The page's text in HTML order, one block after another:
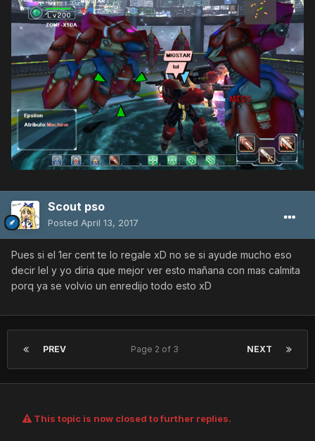
Scout pso
Posted April 13, 2017
Pues si el 1er cent te lo regale xD no se si ayude mucho eso
decir lel y yo diria que mejor ver esto mañana con mas calmita
porq ya se volvio un enredijo todo esto xD
PREV NEXT
Page 2 of 3
This topic is now closed to further replies.